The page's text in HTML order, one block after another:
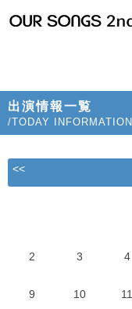
出演情報一覧
/TODAY INFORMATION
<<
2 3 4
9 10 11